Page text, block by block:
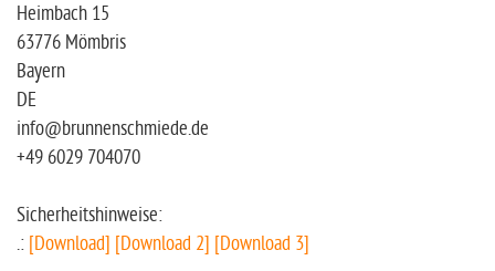
Heimbach 15
63776 Mömbris
Bayern
DE
info@brunnenschmiede.de
+49 6029 704070
Sicherheitshinweise:
.: [Download] [Download 2] [Download 3]